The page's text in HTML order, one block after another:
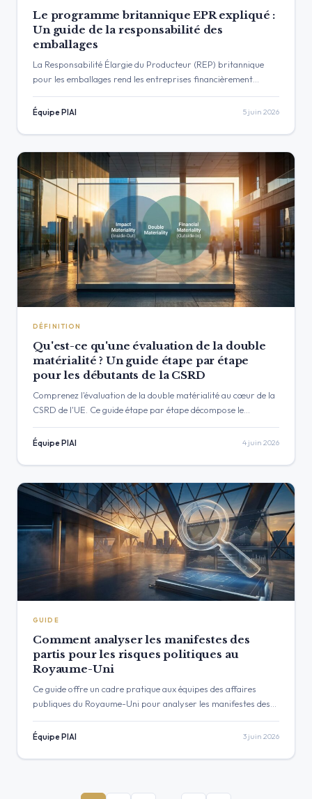
Le programme britannique EPR expliqué :
Un guide de la responsabilité des
emballages
La Responsabilité Élargie du Producteur (REP) britannique
pour les emballages rend les entreprises financièrement
emballages. Ce guide…
Équipe PIAI 5 juin 2026
DÉFINITION
Qu'est-ce qu'une évaluation de la double
matérialité ? Un guide étape par étape
pour les débutants de la CSRD
Comprenez l'évaluation de la double matérialité au cœur de la
CSRD de l'UE. Ce guide étape par étape décompose le
processus pour les débutants, expliquant…
Équipe PIAI 4 juin 2026
GUIDE
Comment analyser les manifestes des
partis pour les risques politiques au
Royaume-Uni
Ce guide offre un cadre pratique aux équipes des affaires
publiques du Royaume-Uni pour analyser les manifestes des
partis politiques. Apprenez un processus en quatre étapes
pour déconstruire…
Équipe PIAI 3 juin 2026